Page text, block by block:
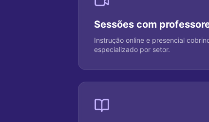
Sessões com
Instrução online e presencial
especializado por setor.